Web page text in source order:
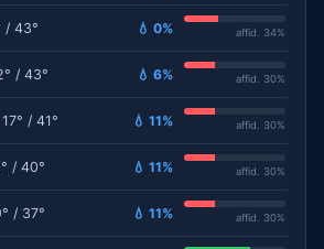
/ 43° 💧 0% affid. 34%
/ 43° 💧 6% affid. 30%
17° / 41° 💧 11% affid. 30%
/ 40° 💧 11% affid. 30%
/ 37° 💧 11% affid. 30%